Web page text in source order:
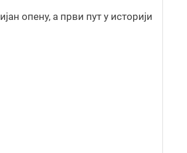
опену, а први пут у историји